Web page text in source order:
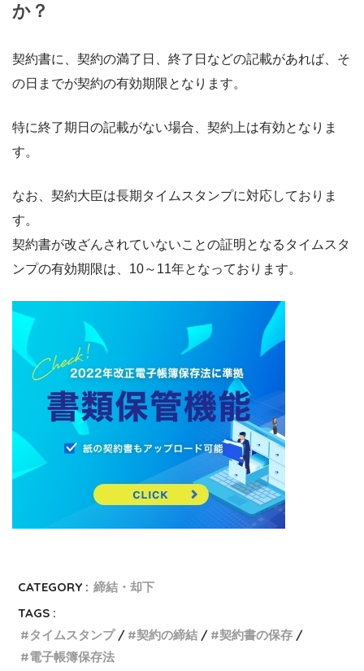
か？
契約書に、契約の満了日、終了日などの記載があれば、そ
の日までが契約の有効期限となります。
特に終了期日の記載がない場合、契約上は有効となりま
す。
なお、契約大臣は長期タイムスタンプに対応しておりま
す。
契約書が改ざんされていないことの証明となるタイムスタ
ンプの有効期限は、10～11年となっております。
CATEGORY : 締結・却下
TAGS :
タイムスタンプ
契約の締結
契約書の保存
電子帳簿保存法